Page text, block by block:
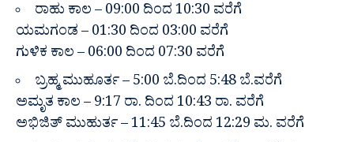
ರಾಹು ಕಾಲ – 09:00 ದಿಂದ 10:30 ವರೆಗೆ
ಯಮಗಂಡ – 01:30 ದಿಂದ 03:00 ವರೆಗೆ
ಗುಳಿಕ ಕಾಲ – 06:00 ದಿಂದ 07:30 ವರೆಗೆ
ಬ್ರಹ್ಮ ಮುಹೂರ್ತ – 5:00 ಬೆ.ದಿಂದ 5:48 ಬೆ.ವರೆಗೆ
ಅಮೃತ ಕಾಲ – 9:17 ರಾ. ದಿಂದ 10:43 ರಾ. ವರೆಗೆ
ಅಭಿಜಿತ್ ಮುಹುರ್ತ – 11:45 ಬೆ.ದಿಂದ 12:29 ಮ. ವರೆಗೆ